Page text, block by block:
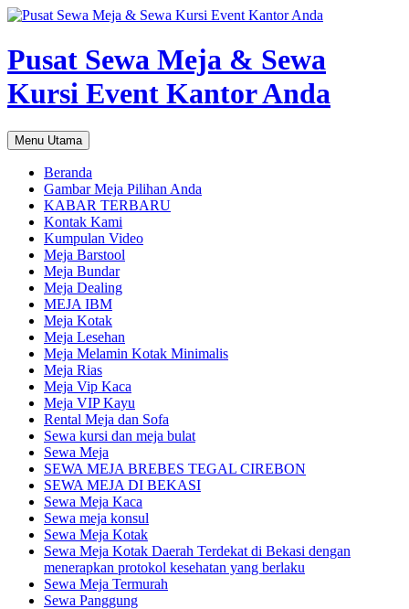
Pusat Sewa Meja & Sewa
Kursi Event Kantor Anda
Cari
Menu Utama Langsung
ke
isi
Beranda
Gambar Meja Pilihan Anda
KABAR TERBARU
Kontak Kami
Kumpulan Video
Meja Barstool
Meja Bundar
Meja Dealing
MEJA IBM
Meja Kotak
Meja Lesehan
Meja Melamin Kotak Minimalis
Meja Rias
Meja Vip Kaca
Meja VIP Kayu
Rental Meja dan Sofa
Sewa kursi dan meja bulat
Sewa Meja
SEWA MEJA BREBES TEGAL CIREBON
SEWA MEJA DI BEKASI
Sewa Meja Kaca
Sewa meja konsul
Sewa Meja Kotak
Sewa Meja Kotak Daerah Terdekat di Bekasi dengan
menerapkan protokol kesehatan yang berlaku
Sewa Meja Termurah
Sewa Panggung